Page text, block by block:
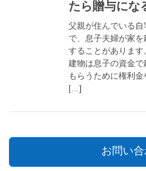
たら贈与にな
父親が住んでいる
で、息子夫婦が家
することがありま
建物は息子の資金
もらうために権利
[
]
お問い